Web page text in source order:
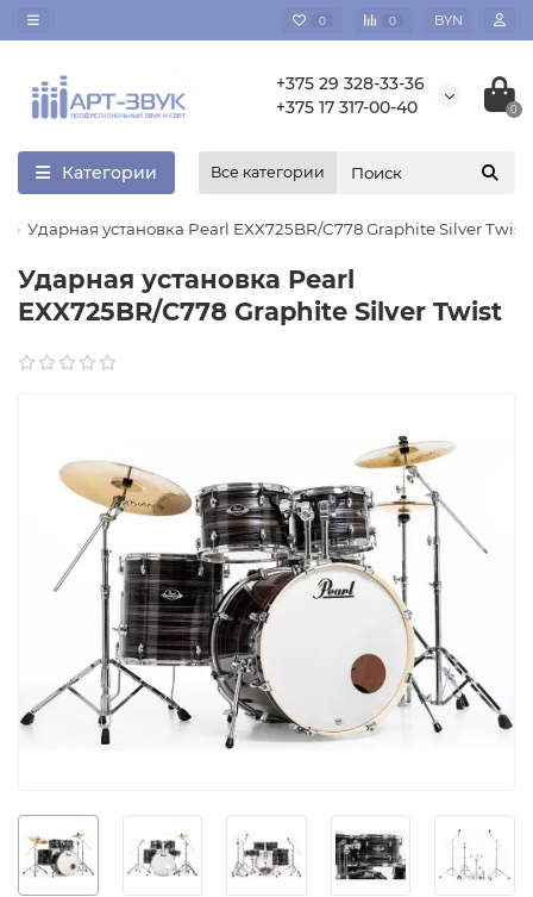
0 0 BYN
+375 29 328-33-36
+375 17 317-00-40
0
Категории Все категории
Ударная установка Pearl EXX725BR/C778 Graphite Silver Twist
Ударная установка Pearl
EXX725BR/C778 Graphite Silver Twist